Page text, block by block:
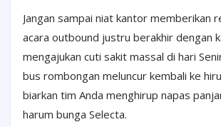
Jangan sampai niat kantor memberikan
acara outbound justru berakhir dengan
mengajukan cuti sakit massal di hari
bus rombongan meluncur kembali ke
biarkan tim Anda menghirup napas
harum bunga Selecta.